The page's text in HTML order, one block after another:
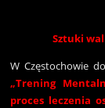
Sztuki
W Częstochowie
„Trening
proces leczenia